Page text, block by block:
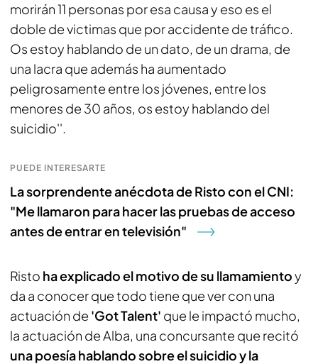
morirán 11 personas por esa causa y eso es el
doble de victimas que por accidente de tráfico.
Os estoy hablando de un dato, de un drama, de
una lacra que además ha aumentado
peligrosamente entre los jóvenes, entre los
menores de 30 años, os estoy hablando del
suicidio''.
PUEDE INTERESARTE
La sorprendente anécdota de Risto con el CNI:
"Me llamaron para hacer las pruebas de acceso
antes de entrar en televisión"
Risto ha explicado el motivo de su llamamientoy
da a conocer que todo tiene que ver con una
actuación de 'Got Talent' que le impactó mucho,
la actuación de Alba, una concursante que recitó
una poesía hablando sobre el suicidio y la